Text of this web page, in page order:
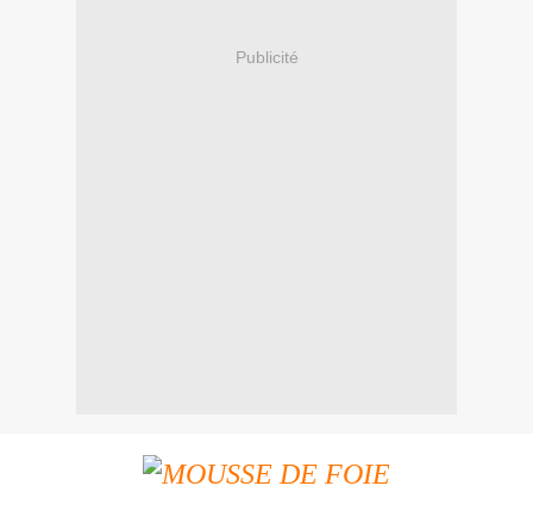
Publicité